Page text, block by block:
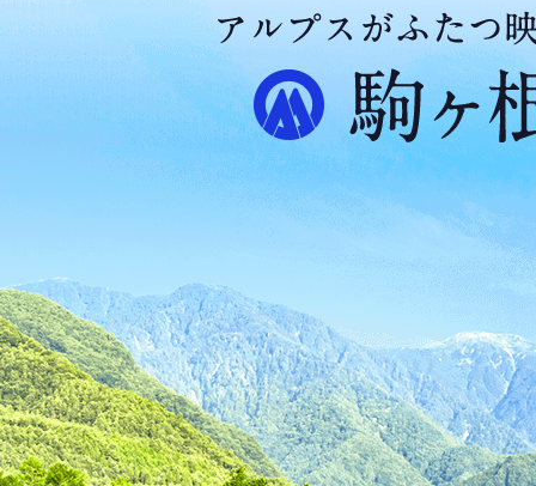
ア
ル
プ
ス
が
た
つ
映
え